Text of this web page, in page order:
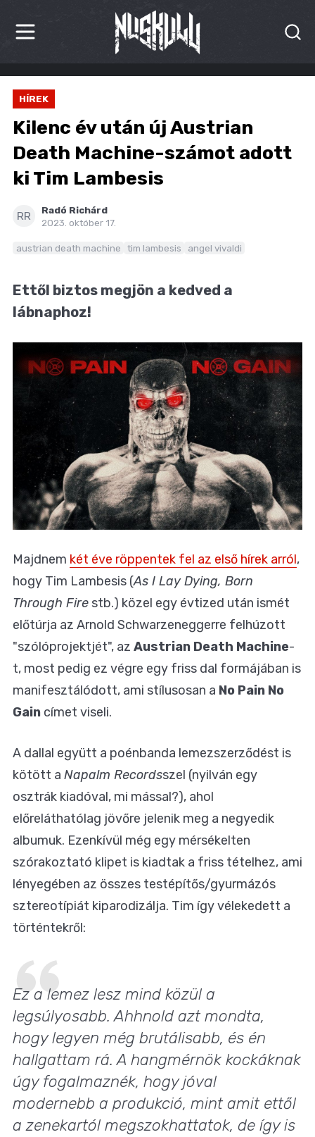
HÍREK
KRITIKÁK
BESZÁMOLÓK
INTERJÚK
PREMIEREK
BLOG
HÍREK
Kilenc év után új Austrian
Death Machine-számot adott
ki Tim Lambesis
RR
Radó Richárd
2023. október 17.
austrian death machine tim lambesis angel vivaldi
Ettől biztos megjön a kedved a
lábnaphoz!
Majdnem két éve röppentek fel az első hírek arról,
hogy Tim Lambesis (As I Lay Dying, Born
Through Fire stb.) közel egy évtized után ismét
előtúrja az Arnold Schwarzeneggerre felhúzott
"szólóprojektjét", az Austrian Death Machine-
t, most pedig ez végre egy friss dal formájában is
manifesztálódott, ami stílusosan a No Pain No
Gain címet viseli.
A dallal együtt a poénbanda lemezszerződést is
kötött a Napalm Recordsszel (nyilván egy
osztrák kiadóval, mi mással?), ahol
előreláthatólag jövőre jelenik meg a negyedik
albumuk. Ezenkívül még egy mérsékelten
szórakoztató klipet is kiadtak a friss tételhez, ami
lényegében az összes testépítős/gyurmázós
sztereotípiát kiparodizálja. Tim így vélekedett a
történtekről:
Ez a lemez lesz mind közül a
legsúlyosabb. Ahhnold azt mondta,
hogy legyen még brutálisabb, és én
hallgattam rá. A hangmérnök kockáknak
úgy fogalmaznék, hogy jóval
modernebb a produkció, mint amit ettől
a zenekartól megszokhattatok, de így is